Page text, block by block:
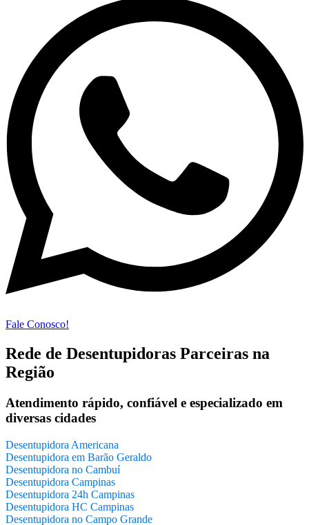
Fale Conosco!
Rede de Desentupidoras Parceiras na
Região
Atendimento rápido, confiável e especializado em
diversas cidades
Desentupidora Americana
Desentupidora em Barão Geraldo
Desentupidora no Cambuí
Desentupidora Campinas
Desentupidora 24h Campinas
Desentupidora HC Campinas
Desentupidora no Campo Grande